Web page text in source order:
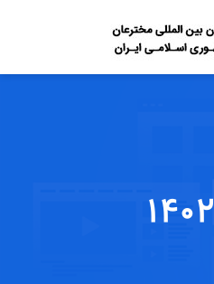
1402